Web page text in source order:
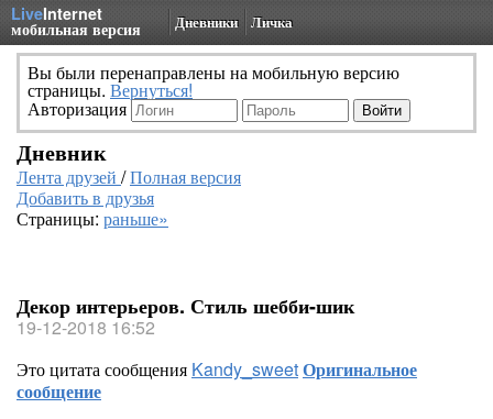
LiveInternet
мобильная версия Дневники Личка
Вы были перенаправлены на мобильную версию
страницы. Вернуться!
Авторизация
Дневник
Лента друзей /Полная версия
Добавить в друзья
Страницы: раньше»
Декор интерьеров. Стиль шебби-шик
19-12-2018 16:52
Это цитата сообщения Kandy_sweetОригинальное
сообщение